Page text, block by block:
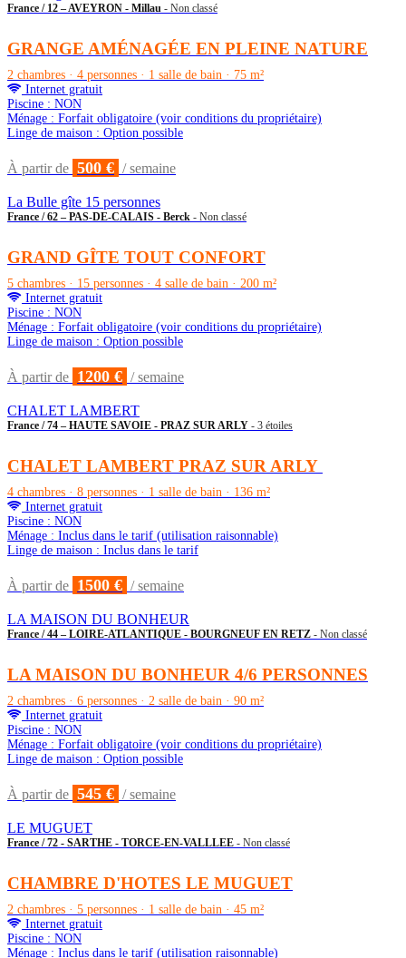
France / 12 – AVEYRON - Millau - Non classé
GRANGE AMÉNAGÉE EN PLEINE NATURE
2 chambres · 4 personnes · 1 salle de bain · 75 m²
Internet gratuit
Piscine : NON
Ménage : Forfait obligatoire (voir conditions du propriétaire)
Linge de maison : Option possible
À partir de 500 € / semaine
La Bulle gîte 15 personnes
France / 62 – PAS-DE-CALAIS - Berck - Non classé
GRAND GÎTE TOUT CONFORT
5 chambres · 15 personnes · 4 salle de bain · 200 m²
Internet gratuit
Piscine : NON
Ménage : Forfait obligatoire (voir conditions du propriétaire)
Linge de maison : Option possible
À partir de 1200 € / semaine
CHALET LAMBERT
France / 74 – HAUTE SAVOIE - PRAZ SUR ARLY - 3 étoiles
CHALET LAMBERT PRAZ SUR ARLY
4 chambres · 8 personnes · 1 salle de bain · 136 m²
Internet gratuit
Piscine : NON
Ménage : Inclus dans le tarif (utilisation raisonnable)
Linge de maison : Inclus dans le tarif
À partir de 1500 € / semaine
LA MAISON DU BONHEUR
France / 44 – LOIRE-ATLANTIQUE - BOURGNEUF EN RETZ - Non classé
LA MAISON DU BONHEUR 4/6 PERSONNES
2 chambres · 6 personnes · 2 salle de bain · 90 m²
Internet gratuit
Piscine : NON
Ménage : Forfait obligatoire (voir conditions du propriétaire)
Linge de maison : Option possible
À partir de 545 € / semaine
LE MUGUET
France / 72 - SARTHE - TORCE-EN-VALLLEE - Non classé
CHAMBRE D'HOTES LE MUGUET
2 chambres · 5 personnes · 1 salle de bain · 45 m²
Internet gratuit
Piscine : NON
Ménage : Inclus dans le tarif (utilisation raisonnable)